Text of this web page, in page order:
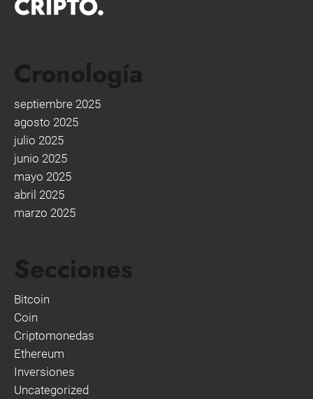
Cronología
septiembre 2025
agosto 2025
julio 2025
junio 2025
mayo 2025
abril 2025
marzo 2025
Secciones
Bitcoin
Coin
Criptomonedas
Ethereum
Inversiones
Uncategorized